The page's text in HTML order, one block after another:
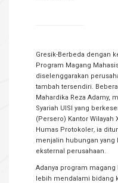
Gresik-Berbeda dengan
Program Magang
diselenggarakan
tambah tersendiri.
Mahardika Reza Adamy,
Syariah UISI yang
(Persero) Kantor Wilayah
Humas Protokoler, ia
menjalin hubungan yang
eksternal perusahaan.
Adanya program
lebih mendalami bidang